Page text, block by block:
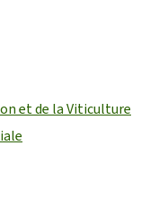
et de la Viticulture